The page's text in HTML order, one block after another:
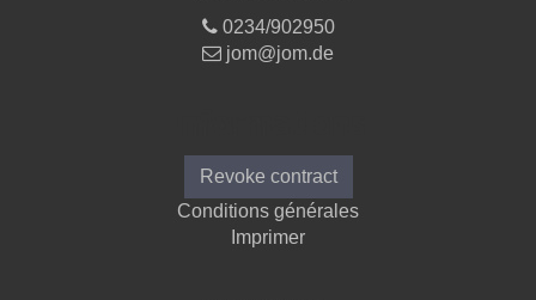
0234/902950
jom@jom.de
Revoke contract
Conditions générales
Imprimer